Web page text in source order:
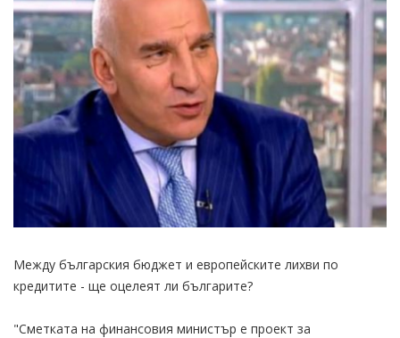
Между българския бюджет и европейските лихви по
кредитите - ще оцелеят ли българите?
"Сметката на финансовия министър е проект за